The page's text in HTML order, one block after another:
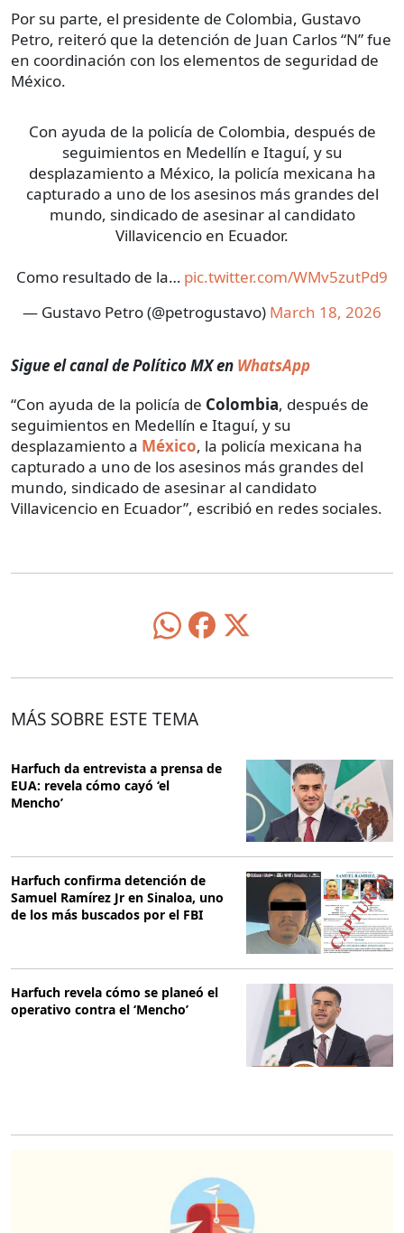
Por su parte, el presidente de Colombia, Gustavo
Petro, reiteró que la detención de Juan Carlos “N” fue
en coordinación con los elementos de seguridad de
México.
Con ayuda de la policía de Colombia, después de
seguimientos en Medellín e Itaguí, y su
desplazamiento a México, la policía mexicana ha
capturado a uno de los asesinos más grandes del
mundo, sindicado de asesinar al candidato
Villavicencio en Ecuador.
Como resultado de la… pic.twitter.com/WMv5zutPd9
— Gustavo Petro (@petrogustavo) March 18, 2026
Sigue el canal de Político MX en WhatsApp
“Con ayuda de la policía de Colombia, después de
seguimientos en Medellín e Itaguí, y su
desplazamiento a México, la policía mexicana ha
capturado a uno de los asesinos más grandes del
mundo, sindicado de asesinar al candidato
Villavicencio en Ecuador”, escribió en redes sociales.
MÁS SOBRE ESTE TEMA
Harfuch da entrevista a prensa de
EUA: revela cómo cayó ‘el
Mencho’
Harfuch confirma detención de
Samuel Ramírez Jr en Sinaloa, uno
de los más buscados por el FBI
Harfuch revela cómo se planeó el
operativo contra el ‘Mencho’